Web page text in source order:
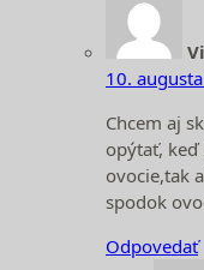
10.
Chcem aj
opýtať, keď
ovocie,tak
spodok
Odpovedať